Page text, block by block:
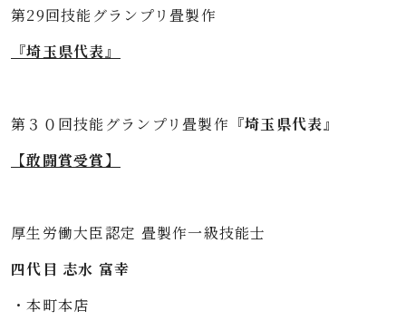
第29回技能グランプリ畳製作
『埼玉県代表』
第３０回技能グランプリ畳製作 『埼玉県代表』
【敢闘賞受賞】
厚生労働大臣認定 畳製作一級技能士
四代目 志水 富幸
・本町本店